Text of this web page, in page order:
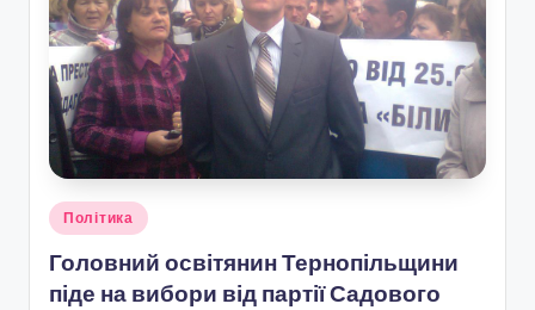
Опубліковано
Політика
Головний освітянин Тернопільщини
піде на вибори від партії Садового